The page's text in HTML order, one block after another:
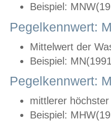
Beispiel:
Pegelkennwert:
Mittelwert der
Beispiel:
Pegelkennwert:
mittlerer
Beispiel: